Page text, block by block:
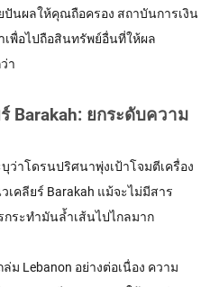
ปันผลให้คุณถือครอง สถาบันการเงิน
เพื่อไปถือสินทรัพย์อื่นที่ให้ผล
า
Barakah: ยกระดับความ
ว่าโดรนปริศนาพุ่งเป้าโจมตีเครื่อง
คลียร์ Barakah แม้จะไม่มีสาร
ระทำมันล้ำเส้นไปไกลมาก
ม Lebanon อย่างต่อเนื่อง ความ